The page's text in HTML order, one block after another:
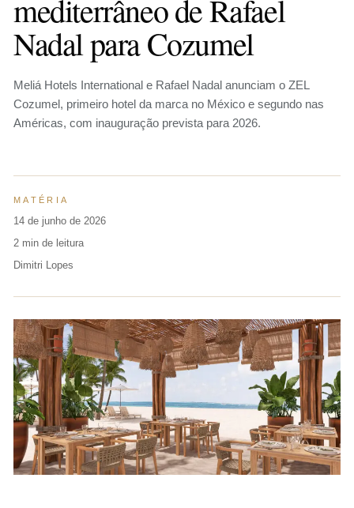
mediterrâneo de Rafael
Nadal para Cozumel
Meliá Hotels International e Rafael Nadal anunciam o ZEL
Cozumel, primeiro hotel da marca no México e segundo nas
Américas, com inauguração prevista para 2026.
MATÉRIA
14 de junho de 2026
2 min de leitura
Dimitri Lopes